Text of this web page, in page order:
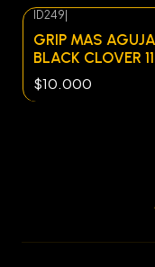
ID249|
GRIP MAS
BLACK CLOVER
$10.000